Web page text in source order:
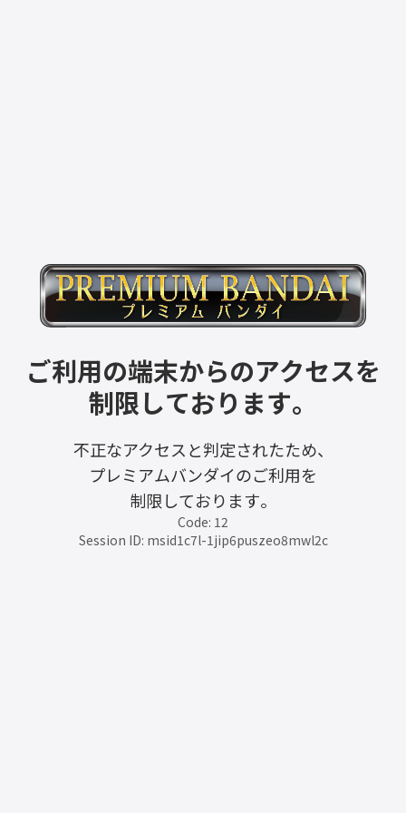
ご利用の端末からのアクセスを
制限しております。
不正なアクセスと判定されたため、
プレミアムバンダイのご利用を
制限しております。
Code: 12
Session ID: msid1c7l-1jip6puszeo8mwl2c